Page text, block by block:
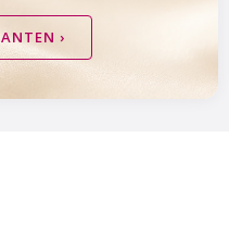
Van Amstel
Montelbaan
€ 500excl. BTW
›